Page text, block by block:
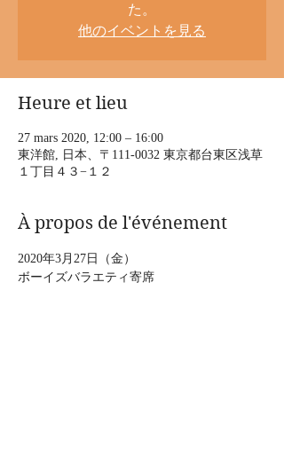
た。
他のイベントを見る
Heure et lieu
27 mars 2020, 12:00 – 16:00
東洋館, 日本、〒111-0032 東京都台東区浅草
１丁目４３−１２
À propos de l'événement
2020年3月27日（金）
ボーイズバラエティ寄席